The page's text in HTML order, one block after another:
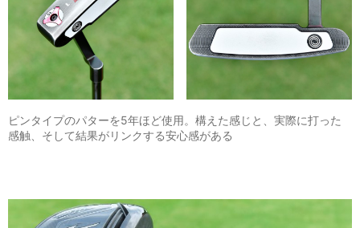
ピンタイプのパターを5年ほど使用。構えた感じと、実際に打った
感触、そして結果がリンクする安心感がある